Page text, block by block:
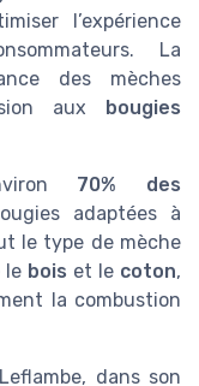
l’expérience
La
des mèches
aux bougies
70% des
adaptées à
le type de mèche
le bois et le coton,
la combustion
dans son